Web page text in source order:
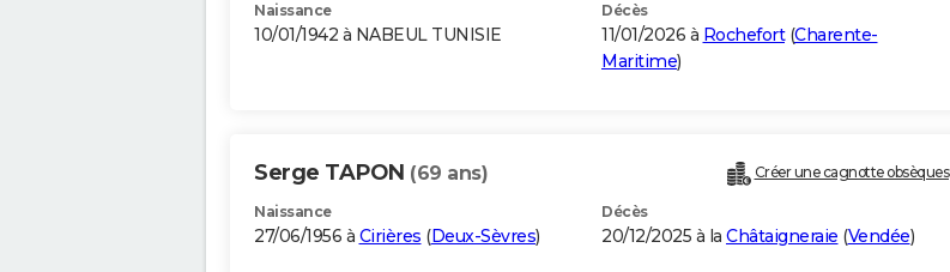
Naissance
10/01/1942 à NABEUL TUNISIE
Décès
11/01/2026 à Rochefort(Charente-
Maritime)
Serge TAPON (69 ans) Créer une cagnotte obsèques
Naissance
27/06/1956 à Cirières (Deux-Sèvres)
Décès
20/12/2025 à la Châtaigneraie (Vendée)